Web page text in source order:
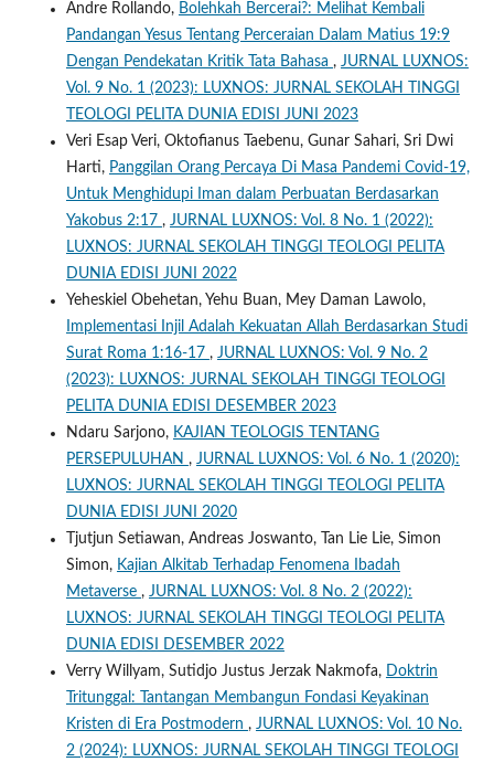
Andre Rollando, Bolehkah Bercerai?: Melihat Kembali
Pandangan Yesus Tentang Perceraian Dalam Matius 19:9
Dengan Pendekatan Kritik Tata Bahasa , JURNAL LUXNOS:
Vol. 9 No. 1 (2023): LUXNOS: JURNAL SEKOLAH TINGGI
TEOLOGI PELITA DUNIA EDISI JUNI 2023
Veri Esap Veri, Oktofianus Taebenu, Gunar Sahari, Sri Dwi
Harti, Panggilan Orang Percaya Di Masa Pandemi Covid-19,
Untuk Menghidupi Iman dalam Perbuatan Berdasarkan
Yakobus 2:17 , JURNAL LUXNOS: Vol. 8 No. 1 (2022):
LUXNOS: JURNAL SEKOLAH TINGGI TEOLOGI PELITA
DUNIA EDISI JUNI 2022
Yeheskiel Obehetan, Yehu Buan, Mey Daman Lawolo,
Implementasi Injil Adalah Kekuatan Allah Berdasarkan Studi
Surat Roma 1:16-17 , JURNAL LUXNOS: Vol. 9 No. 2
(2023): LUXNOS: JURNAL SEKOLAH TINGGI TEOLOGI
PELITA DUNIA EDISI DESEMBER 2023
Ndaru Sarjono, KAJIAN TEOLOGIS TENTANG
PERSEPULUHAN , JURNAL LUXNOS: Vol. 6 No. 1 (2020):
LUXNOS: JURNAL SEKOLAH TINGGI TEOLOGI PELITA
DUNIA EDISI JUNI 2020
Tjutjun Setiawan, Andreas Joswanto, Tan Lie Lie, Simon
Simon, Kajian Alkitab Terhadap Fenomena Ibadah
Metaverse , JURNAL LUXNOS: Vol. 8 No. 2 (2022):
LUXNOS: JURNAL SEKOLAH TINGGI TEOLOGI PELITA
DUNIA EDISI DESEMBER 2022
Verry Willyam, Sutidjo Justus Jerzak Nakmofa, Doktrin
Tritunggal: Tantangan Membangun Fondasi Keyakinan
Kristen di Era Postmodern , JURNAL LUXNOS: Vol. 10 No.
2 (2024): LUXNOS: JURNAL SEKOLAH TINGGI TEOLOGI